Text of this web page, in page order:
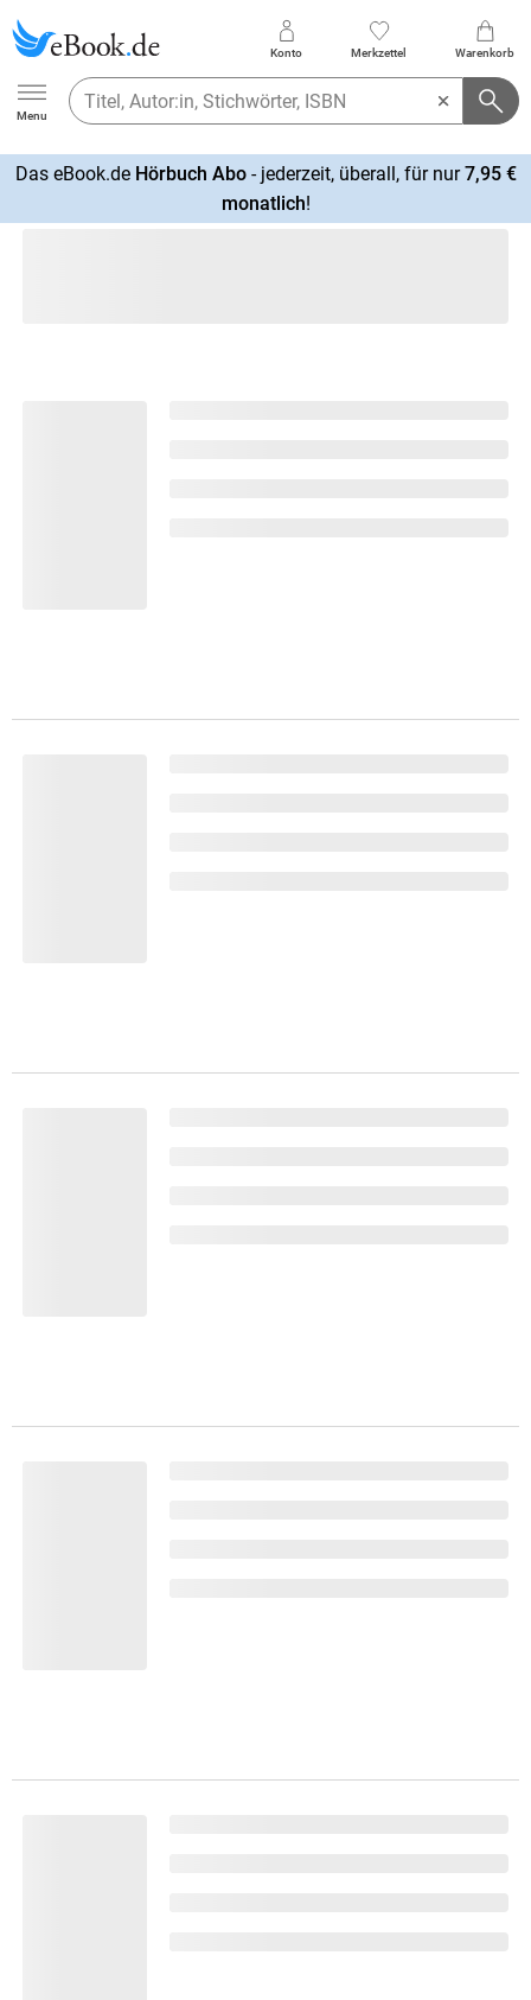
Ebook.de
Menu
Konto Merkzettel Warenkorb
Das eBook.de Hörbuch Abo- jederzeit, überall, für nur7,95 €
monatlich!